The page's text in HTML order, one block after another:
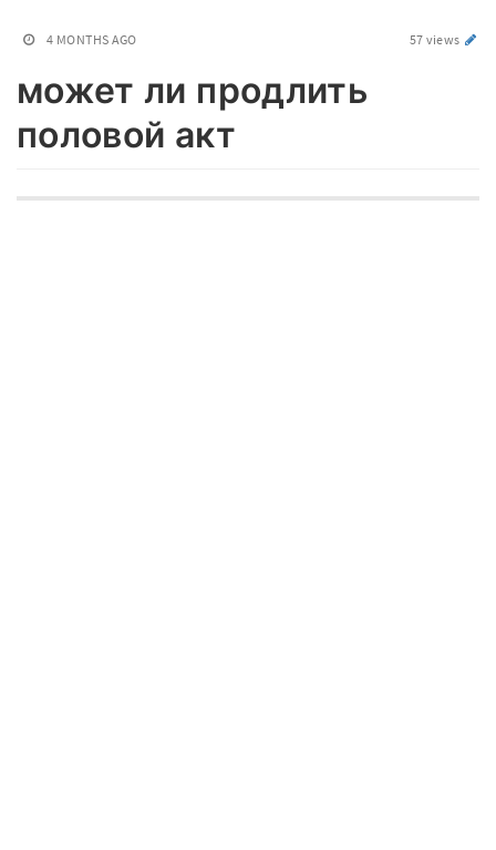
4 MONTHS AGO 57 views
может ли продлить
половой акт